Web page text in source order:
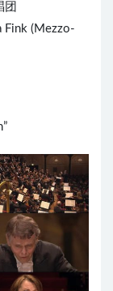
团
Fink (Mezzo-